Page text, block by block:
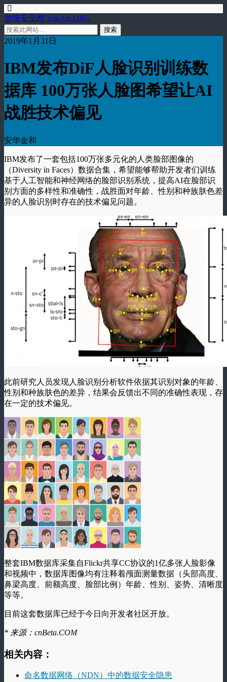
游侠安全网 YouXia.ORG
2019年1月31日
IBM发布DiF人脸识别训练数
据库 100万张人脸图希望让AI
战胜技术偏见
安华金和
IBM发布了一套包括100万张多元化的人类脸部图像的
（Diversity in Faces）数据合集，希望能够帮助开发者们训练
基于人工智能和神经网络的脸部识别系统，提高AI在脸部识
别方面的多样性和准确性，战胜面对年龄、性别和种族肤色差
异的人脸识别时存在的技术偏见问题。
此前研究人员发现人脸识别分析软件依据其识别对象的年龄、
性别和种族肤色的差异，结果会反馈出不同的准确性表现，存
在一定的技术偏见。
整套IBM数据库采集自Flickr共享CC协议的1亿多张人脸影像
和视频中，数据库图像均有注释着颅面测量数据（头部高度、
鼻梁高度、前额高度、脸部比例）年龄、性别、姿势、清晰度
等等。
目前这套数据库已经于今日向开发者社区开放。
* 来源：cnBeta.COM
相关内容：
命名数据网络（NDN）中的数据安全隐患